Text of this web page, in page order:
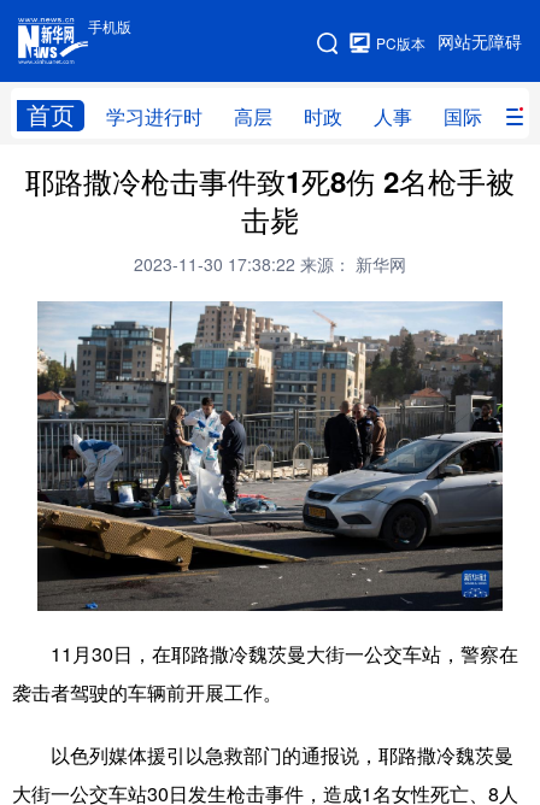
手机版
网站无障碍
PC版本
首页 学习进行时 高层 时政 人事 国际 财
手机版
网站地图
学习进行时 高层 时政 人事
科技 科创 量子 体育
文化 书画 健康 军事
访谈 视频 图片 政务
法律 中央文件 金融 汽车
食品 人居 信息化 数字经济
学术中国 乡村振兴 银龄 溯源中国
彩票 娱乐
文化产业
耶路撒冷枪击事件致1死8伤 2名枪手被
击毙
2023-11-30 17:38:22 来源： 新华网
11月30日，在耶路撒冷魏茨曼大街一公交车站，警察在
袭击者驾驶的车辆前开展工作。
以色列媒体援引以急救部门的通报说，耶路撒冷魏茨曼
大街一公交车站30日发生枪击事件，造成1名女性死亡、8人